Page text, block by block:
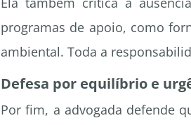
programas de apoio, como
ambiental. Toda a
Defesa por equilíbrio e
Por fim, a advogada defende